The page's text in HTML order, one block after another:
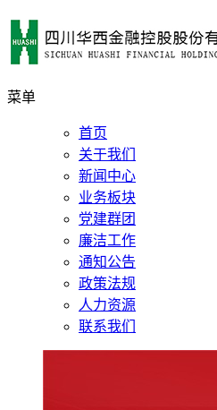
菜单
首页
关于我们
新闻中心
业务板块
党建群团
廉洁工作
通知公告
政策法规
人力资源
联系我们